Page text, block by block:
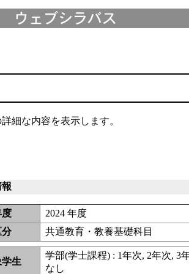
細な内容を表示します。
度
2024 年度
分
共通教育・教養基礎科目
生
学部(学士課程) : 1年次, 2年次, 3
なし